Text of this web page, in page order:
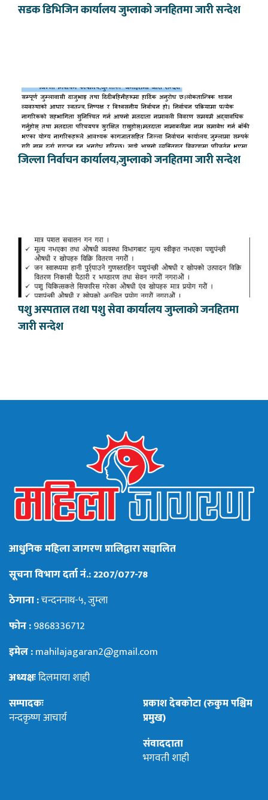
सडक डिभिजिन कार्यालय जुम्लाको जनहितमा जारी सन्देश
जिल्ला निर्वाचन कार्यालय,जुम्लाको जनहितमा जारी सन्देश
पशु अस्पताल तथा पशु सेवा कार्यालय जुम्लाको जनहितमा
जारी सन्देश
आधुनिक महिला जागरण प्रालिद्वारा सञ्चालित
सूचना विभाग दर्ता नं.: 2207/077-78
ठेगाना :चन्दननाथ-५, जुम्ला
फोन :9868336712
इमेल :mahilajagaran2@gmail.com
अध्यक्षःदिलमाया शाही
सम्पादकः
नन्दकृष्ण आचार्य
प्रकाश देबकोटा (रुकुम पश्चिम
प्रमुख)
संवाददाता
भगवती शाही